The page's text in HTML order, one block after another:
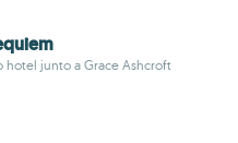
hotel junto a Grace Ashcroft